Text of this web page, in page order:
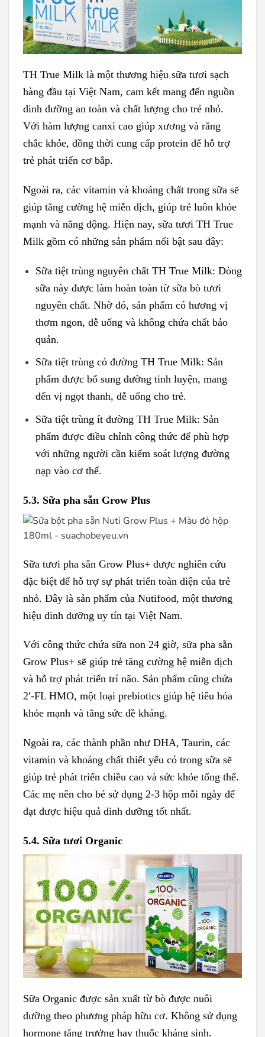
TH True Milk là một thương hiệu sữa tươi sạch
hàng đầu tại Việt Nam, cam kết mang đến nguồn
dinh dưỡng an toàn và chất lượng cho trẻ nhỏ.
Với hàm lượng canxi cao giúp xương và răng
chắc khỏe, đồng thời cung cấp protein để hỗ trợ
trẻ phát triển cơ bắp.
Ngoài ra, các vitamin và khoáng chất trong sữa sẽ
giúp tăng cường hệ miễn dịch, giúp trẻ luôn khỏe
mạnh và năng động. Hiện nay, sữa tươi TH True
Milk gồm có những sản phẩm nổi bật sau đây:
Sữa tiệt trùng nguyên chất TH True Milk: Dòng
sữa này được làm hoàn toàn từ sữa bò tươi
nguyên chất. Nhờ đó, sản phẩm có hương vị
thơm ngon, dễ uống và không chứa chất bảo
quản.
Sữa tiệt trùng có đường TH True Milk: Sản
phẩm được bổ sung đường tinh luyện, mang
đến vị ngọt thanh, dễ uống cho trẻ.
Sữa tiệt trùng ít đường TH True Milk: Sản
phẩm được điều chỉnh công thức để phù hợp
với những người cần kiểm soát lượng đường
nạp vào cơ thể.
5.3. Sữa pha sẵn Grow Plus
Sữa tươi pha sẵn Grow Plus+ được nghiên cứu
đặc biệt để hỗ trợ sự phát triển toàn diện của trẻ
nhỏ. Đây là sản phẩm của Nutifood, một thương
hiệu dinh dưỡng uy tín tại Việt Nam.
Với công thức chứa sữa non 24 giờ, sữa pha sẵn
Grow Plus+ sẽ giúp trẻ tăng cường hệ miễn dịch
và hỗ trợ phát triển trí não. Sản phẩm cũng chứa
2′-FL HMO, một loại prebiotics giúp hệ tiêu hóa
khỏe mạnh và tăng sức đề kháng.
Ngoài ra, các thành phần như DHA, Taurin, các
vitamin và khoáng chất thiết yếu có trong sữa sẽ
giúp trẻ phát triển chiều cao và sức khỏe tổng thể.
Các mẹ nên cho bé sử dụng 2-3 hộp mỗi ngày để
đạt được hiệu quả dinh dưỡng tốt nhất.
5.4. Sữa tươi Organic
Sữa Organic được sản xuất từ bò được nuôi
dưỡng theo phương pháp hữu cơ. Không sử dụng
hormone tăng trưởng hay thuốc kháng sinh.